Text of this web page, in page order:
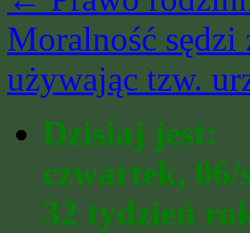
Moralność sędzi
używając tzw.
Dzisiaj jest:
czwartek,
32 tydzień